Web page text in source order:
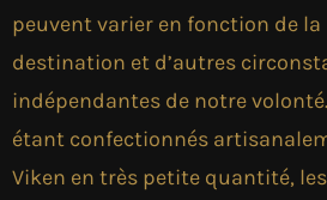
peuvent varier en fonction de la
destination et d’autres
indépendantes de notre
étant confectionnés
Viken en très petite quantité,